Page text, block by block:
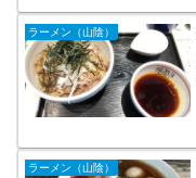
ラーメン（山陰）
ラーメン（山陰）